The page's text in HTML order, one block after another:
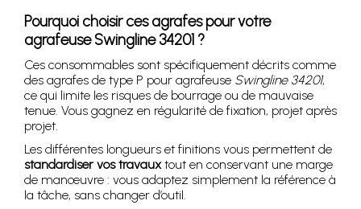
Pourquoi choisir ces agrafes pour votre
agrafeuse Swingline 34201 ?
Ces consommables sont spécifiquement décrits comme
des agrafes de type P pour agrafeuse Swingline 34201,
ce qui limite les risques de bourrage ou de mauvaise
tenue. Vous gagnez en régularité de fixation, projet après
projet.
Les différentes longueurs et finitions vous permettent de
standardiser vos travauxtout en conservant une marge
de manœuvre : vous adaptez simplement la référence à
la tâche, sans changer d’outil.